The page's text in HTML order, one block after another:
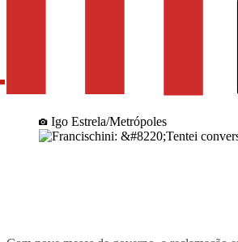
Igo Estrela/Metrópoles